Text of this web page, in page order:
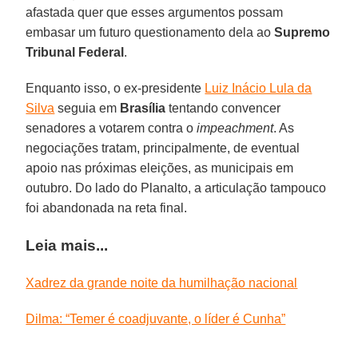
afastada quer que esses argumentos possam
embasar um futuro questionamento dela aoSupremo
Tribunal Federal .
Enquanto isso, o ex-presidente Luiz Inácio Lula da
Silva seguia em Brasília tentando convencer
senadores a votarem contra oimpeachment. As
negociações tratam, principalmente, de eventual
apoio nas próximas eleições, as municipais em
outubro. Do lado do Planalto, a articulação tampouco
foi abandonada na reta final.
Leia mais...
Xadrez da grande noite da humilhação nacional
Dilma: “Temer é coadjuvante, o líder é Cunha”